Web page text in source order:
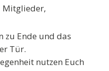
Mitglieder,
zu Ende und das
Tür.
nutzen Euch